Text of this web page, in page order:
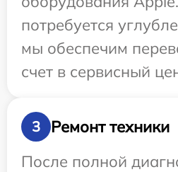
потребуется
мы обеспечим
счет в сервисный
3
Ремонт техники
После полной